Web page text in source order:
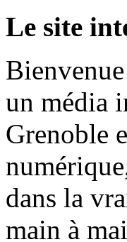
Le site
un média
Grenoble
dans la
main à